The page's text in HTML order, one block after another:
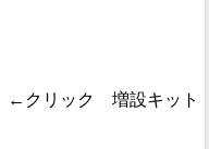
←クリック 増設キット